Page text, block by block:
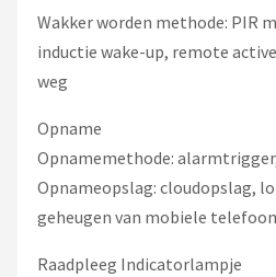
Wakker worden methode: PIR
inductie wake-up, remote
weg
Opname
Opnamemethode:
Opnameopslag: cloudopslag,
geheugen van mobiele telefoon
Raadpleeg Indicatorlampje